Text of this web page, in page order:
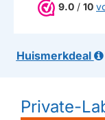
9.0 / 10
Huismerkdeal
Private-